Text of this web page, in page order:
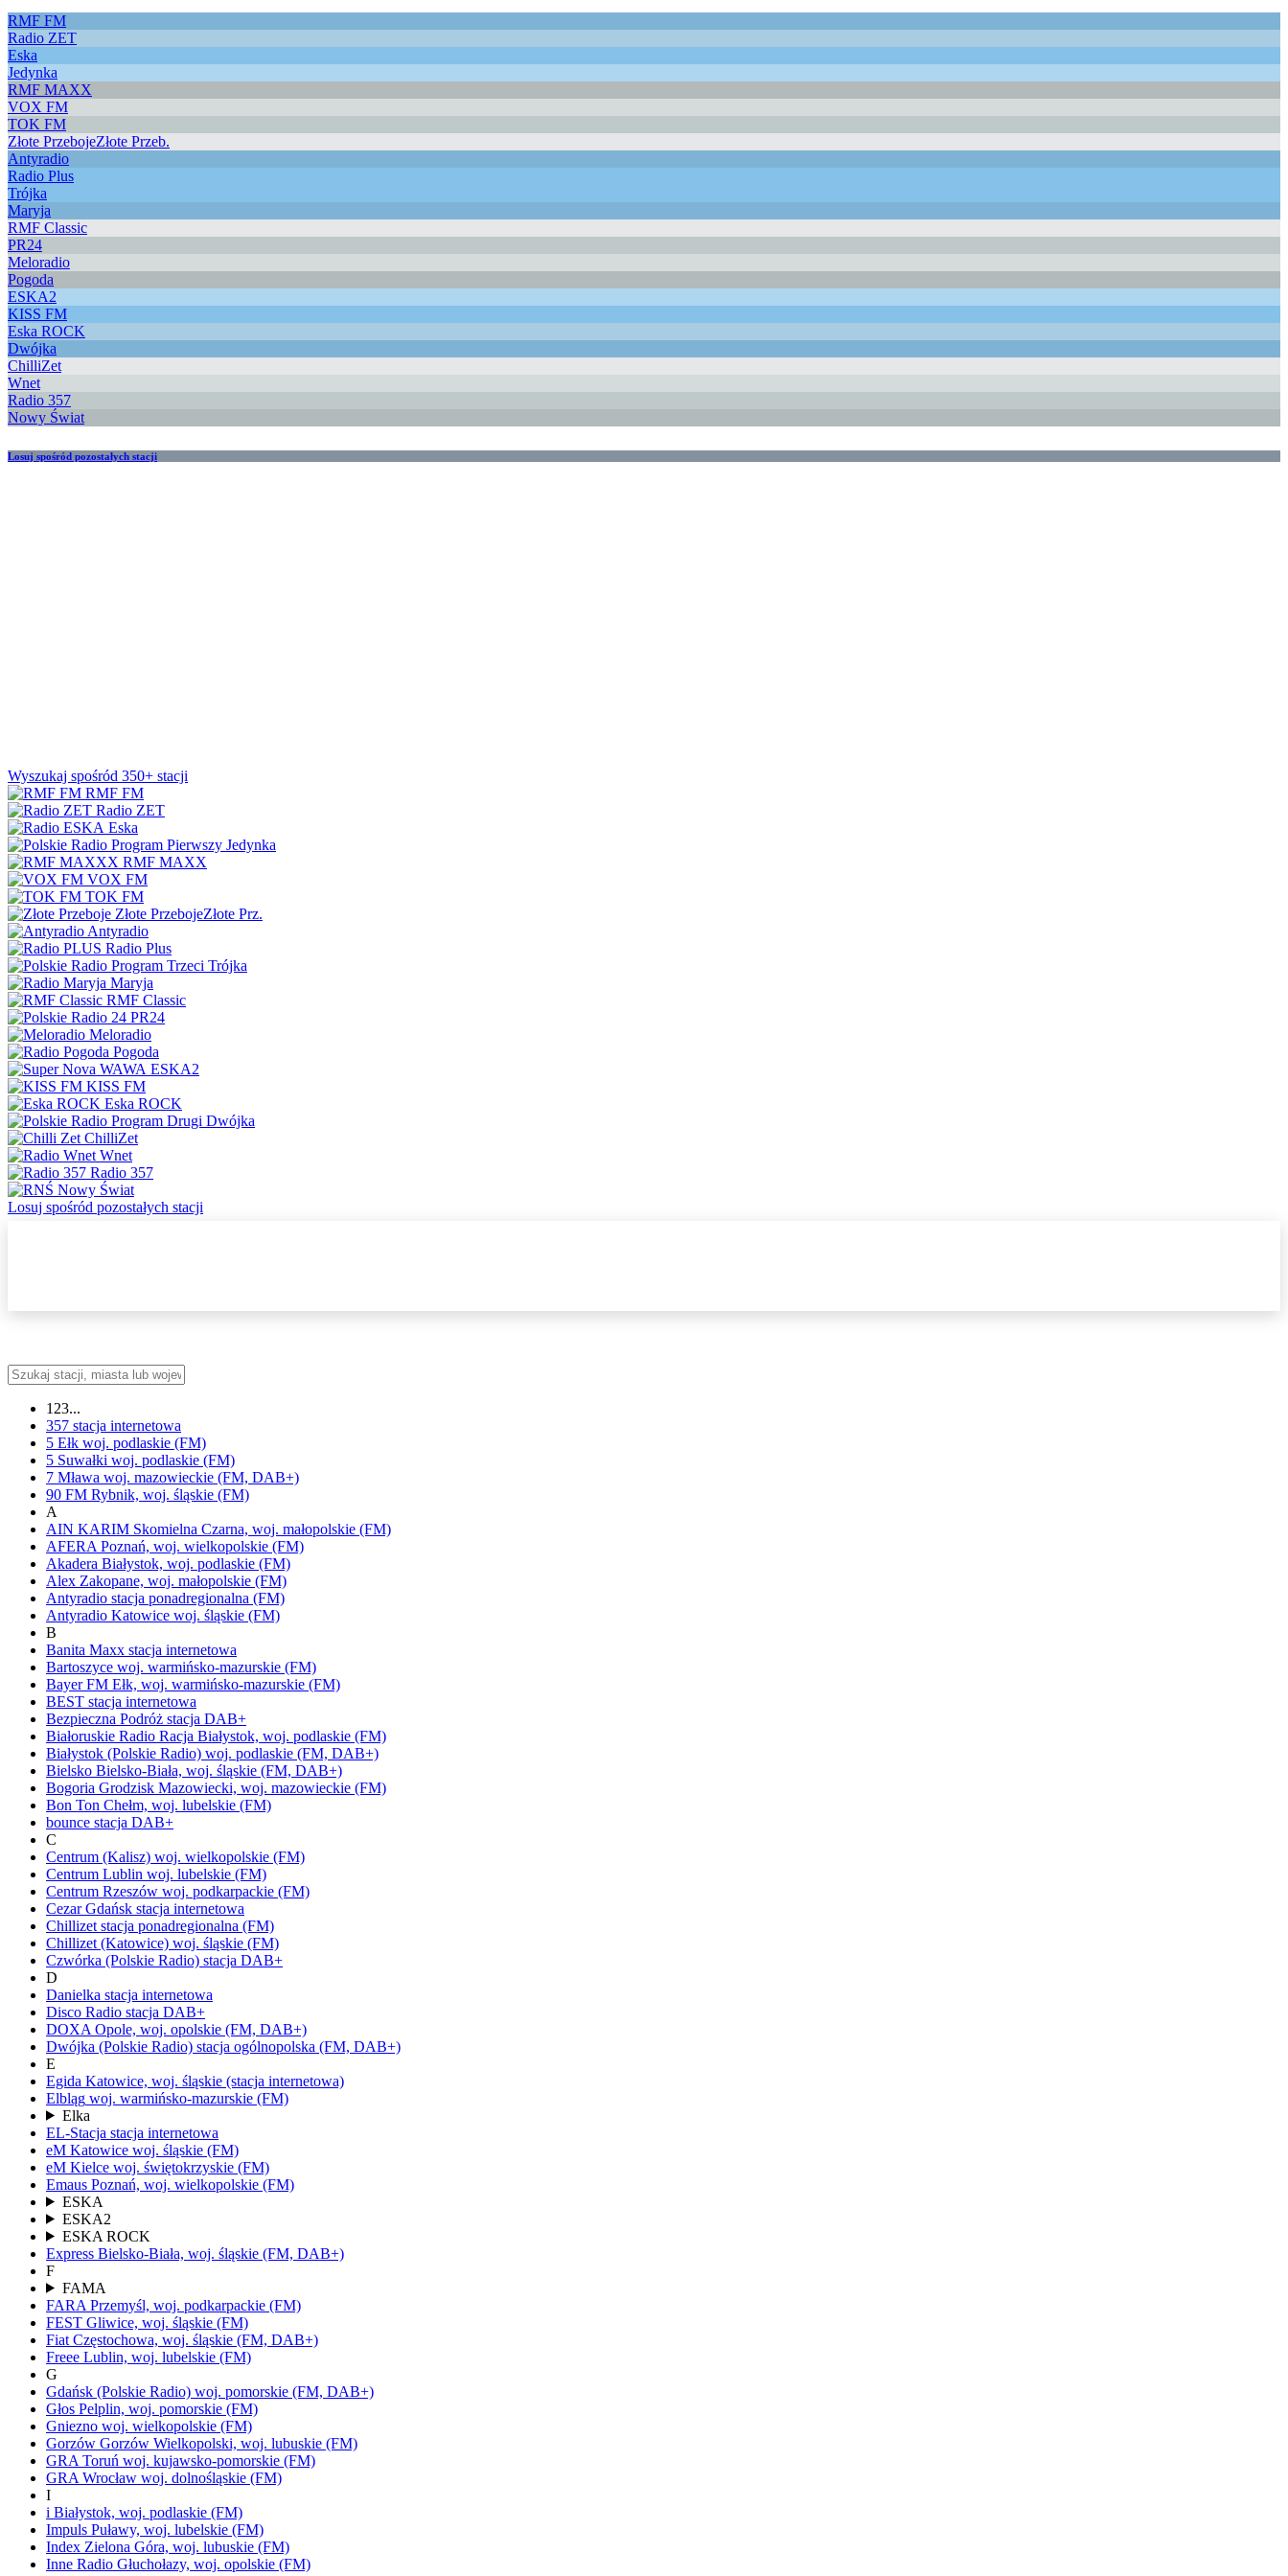
RMF FM
Radio ZET
Eska
Jedynka
RMF MAXX
VOX FM
TOK FM
Złote PrzebojeZłote Przeb.
Antyradio
Radio Plus
Trójka
Maryja
RMF Classic
PR24
Meloradio
Pogoda
ESKA2
KISS FM
Eska ROCK
Dwójka
ChilliZet
Wnet
Radio 357
Nowy Świat
Losuj spośród pozostałych stacji
Wyszukaj spośród 350+ stacji
RMF FM
Radio ZET
Eska
Jedynka
RMF MAXX
VOX FM
TOK FM
Złote PrzebojeZłote Prz.
Antyradio
Radio Plus
Trójka
Maryja
RMF Classic
PR24
Meloradio
Pogoda
ESKA2
KISS FM
Eska ROCK
Dwójka
ChilliZet
Wnet
Radio 357
Nowy Świat
Losuj spośród pozostałych stacji
123...
357 stacja internetowa
5 Ełk woj. podlaskie (FM)
5 Suwałki woj. podlaskie (FM)
7 Mława woj. mazowieckie (FM, DAB+)
90 FM Rybnik, woj. śląskie (FM)
A
AIN KARIM Skomielna Czarna, woj. małopolskie (FM)
AFERA Poznań, woj. wielkopolskie (FM)
Akadera Białystok, woj. podlaskie (FM)
Alex Zakopane, woj. małopolskie (FM)
Antyradio stacja ponadregionalna (FM)
Antyradio Katowice woj. śląskie (FM)
B
Banita Maxx stacja internetowa
Bartoszyce woj. warmińsko-mazurskie (FM)
Bayer FM Ełk, woj. warmińsko-mazurskie (FM)
BEST stacja internetowa
Bezpieczna Podróż stacja DAB+
Białoruskie Radio Racja Białystok, woj. podlaskie (FM)
Białystok (Polskie Radio) woj. podlaskie (FM, DAB+)
Bielsko Bielsko-Biała, woj. śląskie (FM, DAB+)
Bogoria Grodzisk Mazowiecki, woj. mazowieckie (FM)
Bon Ton Chełm, woj. lubelskie (FM)
bounce stacja DAB+
C
Centrum (Kalisz) woj. wielkopolskie (FM)
Centrum Lublin woj. lubelskie (FM)
Centrum Rzeszów woj. podkarpackie (FM)
Cezar Gdańsk stacja internetowa
Chillizet stacja ponadregionalna (FM)
Chillizet (Katowice) woj. śląskie (FM)
Czwórka (Polskie Radio) stacja DAB+
D
Danielka stacja internetowa
Disco Radio stacja DAB+
DOXA Opole, woj. opolskie (FM, DAB+)
Dwójka (Polskie Radio) stacja ogólnopolska (FM, DAB+)
E
Egida Katowice, woj. śląskie (stacja internetowa)
Elbląg woj. warmińsko-mazurskie (FM)
Elka
EL-Stacja stacja internetowa
eM Katowice woj. śląskie (FM)
eM Kielce woj. świętokrzyskie (FM)
Emaus Poznań, woj. wielkopolskie (FM)
ESKA
ESKA2
ESKA ROCK
Express Bielsko-Biała, woj. śląskie (FM, DAB+)
F
FAMA
FARA Przemyśl, woj. podkarpackie (FM)
FEST Gliwice, woj. śląskie (FM)
Fiat Częstochowa, woj. śląskie (FM, DAB+)
Freee Lublin, woj. lubelskie (FM)
G
Gdańsk (Polskie Radio) woj. pomorskie (FM, DAB+)
Głos Pelplin, woj. pomorskie (FM)
Gniezno woj. wielkopolskie (FM)
Gorzów Gorzów Wielkopolski, woj. lubuskie (FM)
GRA Toruń woj. kujawsko-pomorskie (FM)
GRA Wrocław woj. dolnośląskie (FM)
I
i Białystok, woj. podlaskie (FM)
Impuls Puławy, woj. lubelskie (FM)
Index Zielona Góra, woj. lubuskie (FM)
Inne Radio Głuchołazy, woj. opolskie (FM)